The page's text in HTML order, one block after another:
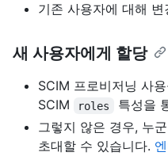
기존 사용자에 대해
새 사용자에게 할당
SCIM 프로비저닝 사
SCIM
roles
특성을
그렇지 않은 경우, 누
초대할 수 있습니다.